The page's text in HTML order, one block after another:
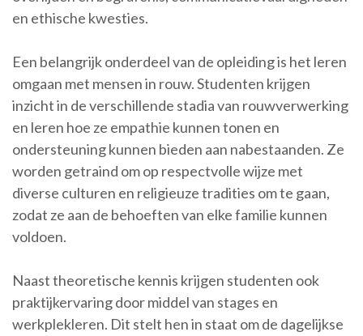
en ethische kwesties.
Een belangrijk onderdeel van de opleiding is het leren
omgaan met mensen in rouw. Studenten krijgen
inzicht in de verschillende stadia van rouwverwerking
en leren hoe ze empathie kunnen tonen en
ondersteuning kunnen bieden aan nabestaanden. Ze
worden getraind om op respectvolle wijze met
diverse culturen en religieuze tradities om te gaan,
zodat ze aan de behoeften van elke familie kunnen
voldoen.
Naast theoretische kennis krijgen studenten ook
praktijkervaring door middel van stages en
werkplekleren. Dit stelt hen in staat om de dagelijkse